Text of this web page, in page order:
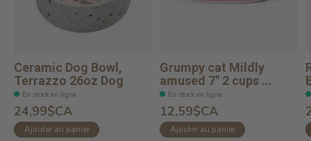
Ceramic Dog Bowl,
Terrazzo 26oz Dog
En stock en ligne
24,99$CA
Ajouter au panier
Grumpy cat Mildly
amused 7" 2 cups ...
En stock en ligne
12,59$CA
Ajouter au panier